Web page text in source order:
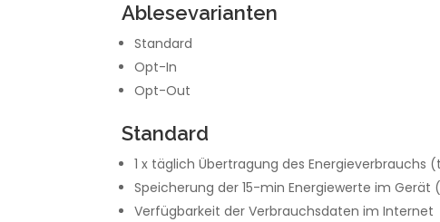
Ablesevarianten
Standard
Opt-In
Opt-Out
Standard
1 x täglich Übertragung des Energieverbrauchs
Speicherung der 15-min Energiewerte im
Verfügbarkeit der Verbrauchsdaten im Internet